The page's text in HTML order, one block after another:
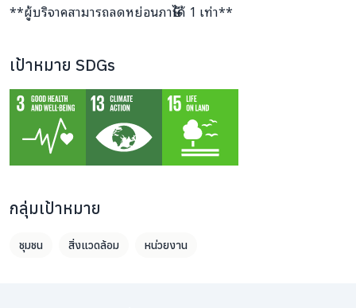
**ผู้บริจาคสามารถลดหย่อนภาษีได้ 1 เท่า**
เป้าหมาย SDGs
กลุ่มเป้าหมาย
ชุมชน สิ่งแวดล้อม หน่วยงาน